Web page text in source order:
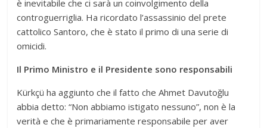
è inevitabile che ci sarà un coinvolgimento della
controguerriglia. Ha ricordato l’assassinio del prete
cattolico Santoro, che è stato il primo di una serie di
omicidi.
Il Primo Ministro e il Presidente sono responsabili
Kürkçü ha aggiunto che il fatto che Ahmet Davutoğlu
abbia detto: “Non abbiamo istigato nessuno”, non è la
verità e che è primariamente responsabile per aver